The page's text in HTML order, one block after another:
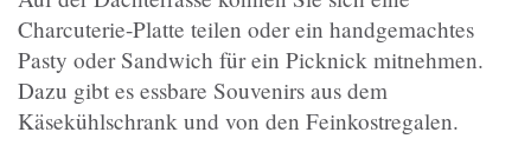
Charcuterie-Platte teilen oder ein handgemachtes
Pasty oder Sandwich für ein Picknick mitnehmen.
Dazu gibt es essbare Souvenirs aus dem
Käsekühlschrank und von den Feinkostregalen.